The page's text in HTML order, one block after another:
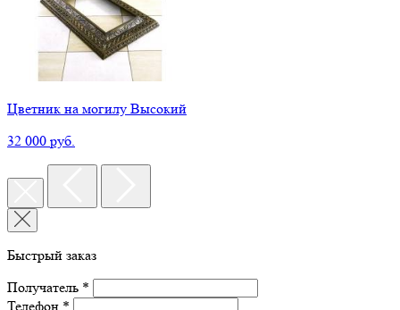
Цветник на могилу Высокий
32 000 руб.
Быстрый заказ
Получатель *
Телефон *